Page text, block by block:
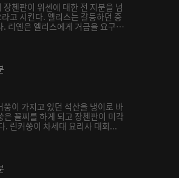
첸판이 위셴에 대한 전 지분을 넘
고 시킨다. 엘리스는 갈등하던 중
리옌은 엘리스에게 거금을 요구
이 가지고 있던 석산을 냉이로 바
꼴찌를 하게 되고 장첸판이 미각
. 린커쑹이 차세대 요리사 대회...